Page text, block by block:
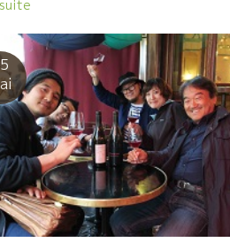
できる。 この急激な発展が、今まで和気
ていた自然派グループの雰囲気が、ビ
の利己的な世界のバイヤーが増えたこ
されてしまう蔵元も出てくるのではな
をもってビジネス、ビジネスで横取り
いわ口八丁手八丁で純な蔵元を口説い
、バイヤーが増えてくるだろう。わが
のビジネスマン的なバイヤーが増えて
競争で他を蹴落としていくビジネスが
くるだろう。 人間関係を大切にしなが
成り立っていた自然派の中に、いわゆ
の分野の人達が参入してきたと云える
途中から偶然居合わせたラ・リュ
フのワインを開けた。 Les Rossignoux
けた。辛口にハチミツの風味。赤のLa
一同感激した。 そして、また
ジェローム・ソリーニの桜島
に一同が感動。 あとは、チョッ
まり写真をとってなかった。オリオル
飲みました。 どれも、感動の液体だった